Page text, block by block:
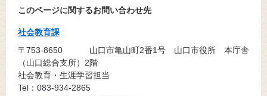
このページに関するお問い合わせ先
社会教育課
〒753-8650
山口市亀山町2番1号 山口市役所 本庁舎
（山口総合支所）2階
社会教育・生涯学習担当
Tel：083-934-2865